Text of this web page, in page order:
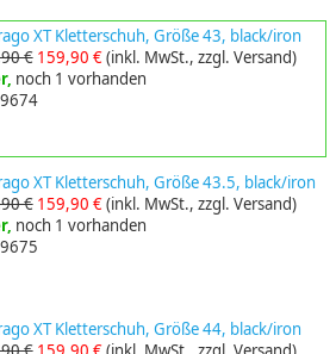
XT Kletterschuh, Größe 43, black/iron
€ 159,90 €(inkl. MwSt., zzgl. Versand)
noch 1 vorhanden
XT Kletterschuh, Größe 43.5, black/iron
€ 159,90 €(inkl. MwSt., zzgl. Versand)
noch 1 vorhanden
XT Kletterschuh, Größe 44, black/iron